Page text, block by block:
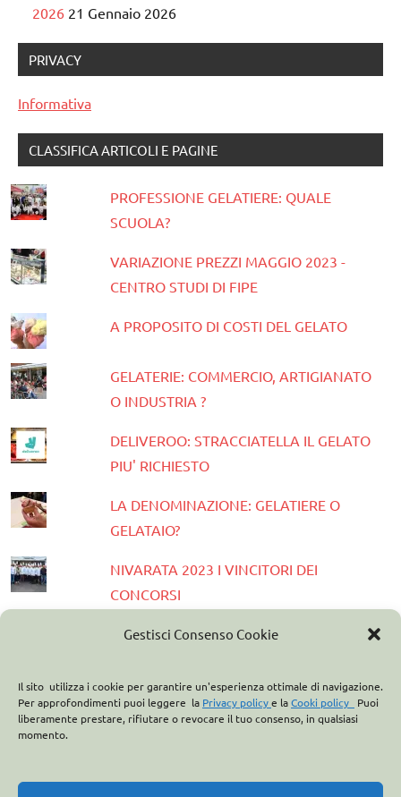
Gestisci Consenso Cookie
Il sito utilizza i cookie per garantire un'esperienza ottimale di navigazione.
Per approfondimenti puoi leggere la Privacy policye laCooki policy
Puoi
liberamente prestare, rifiutare o revocare il tuo consenso, in qualsiasi
momento.
2026 21 Gennaio 2026
PRIVACY
Informativa
CLASSIFICA ARTICOLI E PAGINE
PROFESSIONE GELATIERE: QUALE
SCUOLA?
VARIAZIONE PREZZI MAGGIO 2023 -
CENTRO STUDI DI FIPE
A PROPOSITO DI COSTI DEL GELATO
GELATERIE: COMMERCIO, ARTIGIANATO
O INDUSTRIA ?
DELIVEROO: STRACCIATELLA IL GELATO
PIU' RICHIESTO
LA DENOMINAZIONE: GELATIERE O
GELATAIO?
NIVARATA 2023 I VINCITORI DEI
CONCORSI
PRESENTATA LA GUIDA GELATERIE
ASSOCIAZIONE ITALIANA GELATIERI:
CASA OPTIMA PARTNER
CONO GELATO